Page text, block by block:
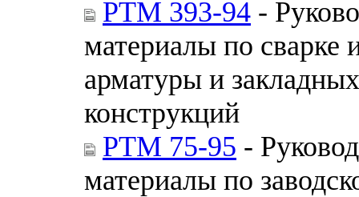
РТМ 393-94 -
материалы по сварке
арматуры и
конструкций
РТМ 75-95 -
материалы по